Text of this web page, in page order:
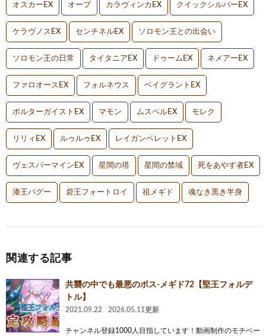
オスカーEX オーブ カラヴィンカEX クイックシルバーEX
ケラヴノスEX センチネルEX ソロモン王との出会い
ソロモン王の日常 タイタニアEX ドゥームEX ネメアーEX
ファロオースEX フォルネウス ベイグラントEX
ポルターガイストEX マモン ムスペルEX モレク
リリィEX ルゥルゥEX レイガンベレットEX
ヴェスパーマインEX 星間の塔 星間の禁域 死をあやす者EX
漆王バグー 砦王フォートロイ 祖メギド 魂なき黒き半身
関連する記事
共襲の中でも最悪のボス-メギド72【堅王フォルデ
トル】
2021.09.22 2026.05.11更新
チャンネル登録1000人目指しています！動画制作のモチベー